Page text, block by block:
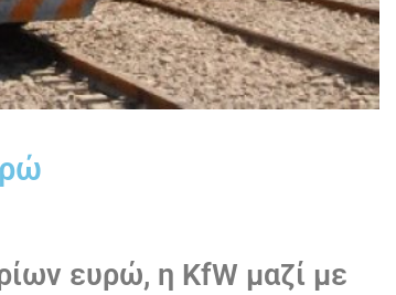
ευρώ, η KfW μαζί με